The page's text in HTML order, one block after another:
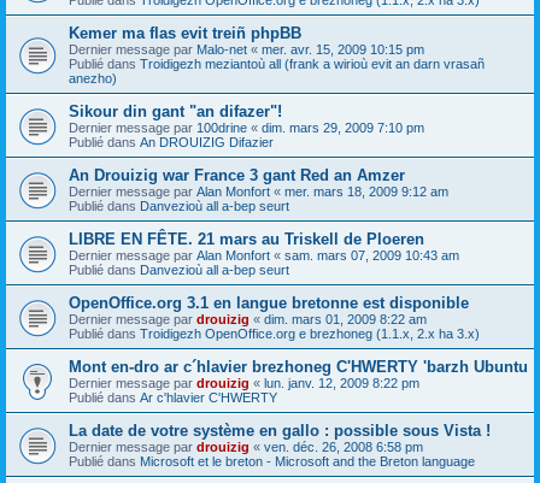
Kemer ma flas evit treiñ phpBB
Dernier message par Malo-net « mer. avr. 15, 2009 10:15 pm
Publié dans Troidigezh meziantoù all (frank a wirioù evit an darn vrasañ
anezho)
Sikour din gant "an difazer"!
Dernier message par 100drine « dim. mars 29, 2009 7:10 pm
Publié dans An DROUIZIG Difazier
An Drouizig war France 3 gant Red an Amzer
Dernier message par Alan Monfort « mer. mars 18, 2009 9:12 am
Publié dans Danvezioù all a-bep seurt
LIBRE EN FÊTE. 21 mars au Triskell de Ploeren
Dernier message par Alan Monfort « sam. mars 07, 2009 10:43 am
Publié dans Danvezioù all a-bep seurt
OpenOffice.org 3.1 en langue bretonne est disponible
Dernier message par drouizig « dim. mars 01, 2009 8:22 am
Publié dans Troidigezh OpenOffice.org e brezhoneg (1.1.x, 2.x ha 3.x)
Mont en-dro ar c´hlavier brezhoneg C'HWERTY 'barzh Ubuntu
Dernier message par drouizig « lun. janv. 12, 2009 8:22 pm
Publié dans Ar c'hlavier C'HWERTY
La date de votre système en gallo : possible sous Vista !
Dernier message par drouizig « ven. déc. 26, 2008 6:58 pm
Publié dans Microsoft et le breton - Microsoft and the Breton language